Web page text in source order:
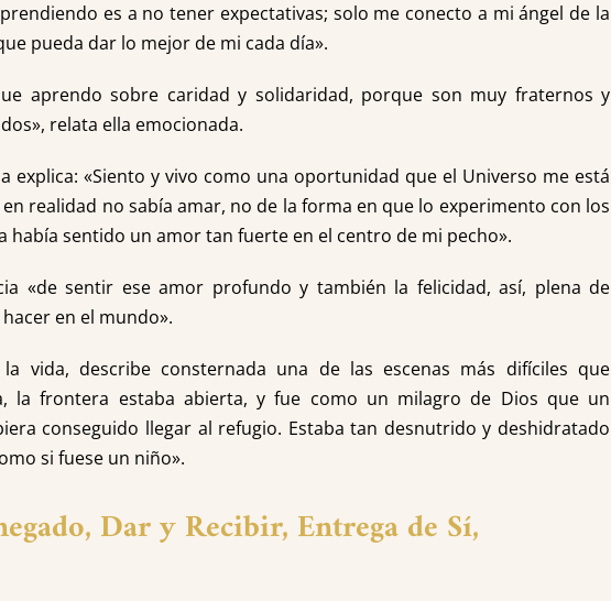
es a no tener expectativas; solo me conecto a mi ángel de la
pueda dar lo mejor de mi cada día».
aprendo sobre caridad y solidaridad, porque son muy fraternos y
relata ella emocionada.
explica: «Siento y vivo como una oportunidad que el Universo me está
realidad no sabía amar, no de la forma en que lo experimento con los
había sentido un amor tan fuerte en el centro de mi pecho».
«de sentir ese amor profundo y también la felicidad, así, plena de
en el mundo».
vida, describe consternada una de las escenas más difíciles que
la frontera estaba abierta, y fue como un milagro de Dios que un
conseguido llegar al refugio. Estaba tan desnutrido y deshidratado
si fuese un niño».
Dar y Recibir, Entrega de Sí,